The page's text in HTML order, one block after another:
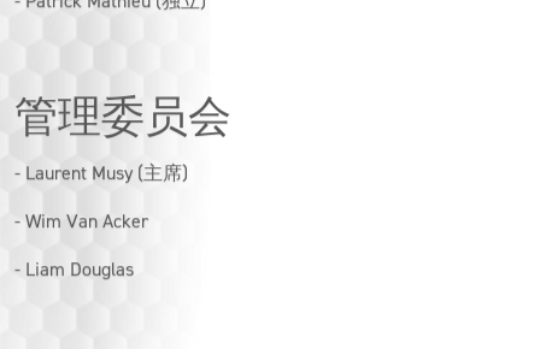
管理委员会
- Laurent Musy (主席)
- Wim Van Acker
- Liam Douglas